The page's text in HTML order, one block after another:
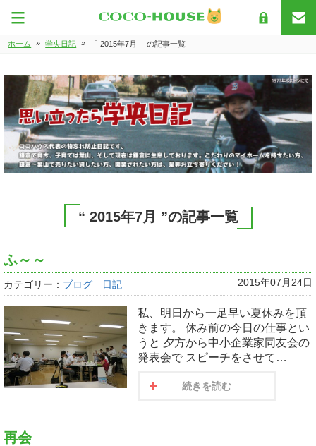
ホーム » 学央日記 » 「 2015年7月 」の記事一覧
“ 2015年7月 ”の記事一覧
ふ～～
カテゴリー： ブログ 日記 2015年07月24日
私、明日から一足早い夏休みを頂
きます。 休み前の今日の仕事とい
うと 夕方から中小企業家同友会の
発表会で スピーチをさせて…
続きを読む
再会